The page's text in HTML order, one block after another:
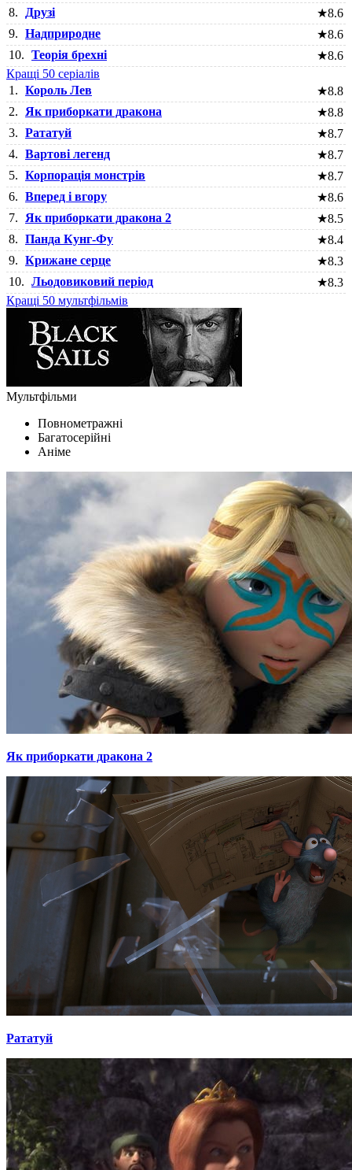
8.
Друзі ★8.6
9. Надприродне ★8.6
10. Теорія брехні ★8.6
Кращі 50 серіалів
1. Король Лев ★8.8
2.
Як приборкати дракона ★8.8
3. Рататуй ★8.7
4. Вартові легенд ★8.7
5. Корпорація монстрів ★8.7
6. Вперед і вгору ★8.6
7.
Як приборкати дракона 2 ★8.5
8. Панда Кунг-Фу ★8.4
9. Крижане серце ★8.3
10. Льодовиковий період ★8.3
Кращі 50 мультфільмів
Мультфільми
Повнометражні
Багатосерійні
Аніме
Як приборкати дракона 2
Рататуй